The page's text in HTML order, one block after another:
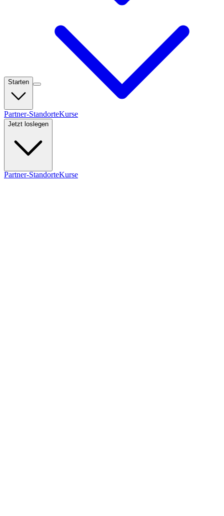
Starten
Partner-StandorteKurse
Jetzt loslegen
Partner-StandorteKurse